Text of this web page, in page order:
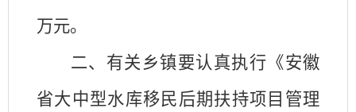
万元。
二、有关乡镇要认真执行《安徽
省大中型水库移民后期扶持项目管理